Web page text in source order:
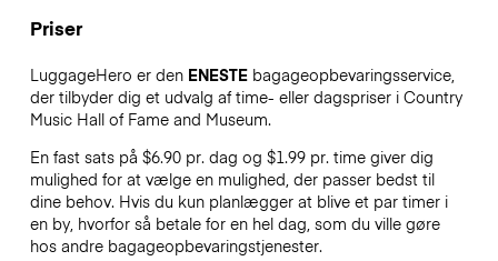
Priser
LuggageHero er den ENESTEbagageopbevaringsservice,
der tilbyder dig et udvalg af time- eller dagspriser i Country
Music Hall of Fame and Museum.
En fast sats på $6.90 pr. dag og $1.99 pr. time giver dig
mulighed for at vælge en mulighed, der passer bedst til
dine behov. Hvis du kun planlægger at blive et par timer i
en by, hvorfor så betale for en hel dag, som du ville gøre
hos andre bagageopbevaringstjenester.